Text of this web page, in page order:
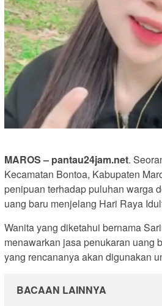
MAROS – pantau24jam.net.
Kecamatan Bontoa, Kabupaten
penipuan terhadap puluhan warga
uang baru menjelang Hari Raya
Wanita yang diketahui bernama
menawarkan jasa penukaran uang
yang rencananya akan digunakan
BACAAN LAINNYA